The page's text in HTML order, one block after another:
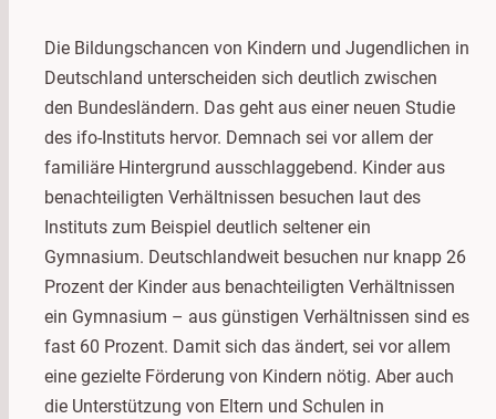
Die Bildungschancen von Kindern und Jugendlichen in
Deutschland unterscheiden sich deutlich zwischen
den Bundesländern. Das geht aus einer neuen Studie
des ifo-Instituts hervor. Demnach sei vor allem der
familiäre Hintergrund ausschlaggebend. Kinder aus
benachteiligten Verhältnissen besuchen laut des
Instituts zum Beispiel deutlich seltener ein
Gymnasium. Deutschlandweit besuchen nur knapp 26
Prozent der Kinder aus benachteiligten Verhältnissen
ein Gymnasium – aus günstigen Verhältnissen sind es
fast 60 Prozent. Damit sich das ändert, sei vor allem
eine gezielte Förderung von Kindern nötig. Aber auch
die Unterstützung von Eltern und Schulen in